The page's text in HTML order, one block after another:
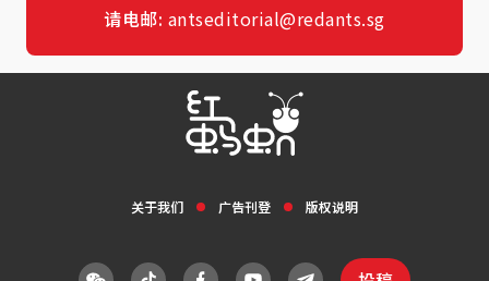
请电邮: antseditorial@redants.sg
关于我们 广告刊登 版权说明